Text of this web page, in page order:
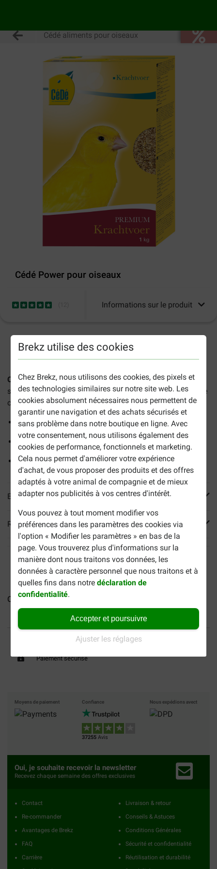
Brekz utilise des cookies
Chez Brekz, nous utilisons des cookies, des pixels et
des technologies similaires sur notre site web. Les
cookies absolument nécessaires nous permettent de
garantir une navigation et des achats sécurisés et
sans problème dans notre boutique en ligne. Avec
votre consentement, nous utilisons également des
cookies de performance, fonctionnels et marketing.
Cela nous permet d'améliorer votre expérience
d'achat, de vous proposer des produits et des offres
adaptés à votre animal de compagnie et de mieux
adapter nos publicités à vos centres d'intérêt.
Vous pouvez à tout moment modifier vos
préférences dans les paramètres des cookies via
l'option « Modifier les paramètres » en bas de la
page. Vous trouverez plus d'informations sur la
manière dont nous traitons vos données, les
données à caractère personnel que nous traitons et à
quelles fins dans notredéclaration de
confidentialité.
Accepter et poursuivre
Ajuster les réglages
Cédé aliments pour oiseaux
Cédé Power pour oiseaux
Informations sur le produit
2-5 jours ouvrables estimés, sauf indication contraire.
Cédé Power pour oiseauxest une nourriture pour oiseaux
savoureuse et riche en protéines qui contribue à une bonne
condition physique.
Riche en protéines naturelles
Pour une bonne condition physique
Avec du miel savoureux
En savoir plus
Reviews
Cédé nourriture à base...
69 €
Paiement sécurisé
Moyens de paiement Confiance
37255 Avis
Nous expédions avect
Oui, je souhaite recevoir la newsletter
Recevez chaque semaine des offres exclusives
Contact
Re-commander
Avantages de Brekz
FAQ
Carrière
Livraison & retour
Conseils & Astuces
Conditions Générales
Sécurité et confidentialité
Réutilisation et durabilité